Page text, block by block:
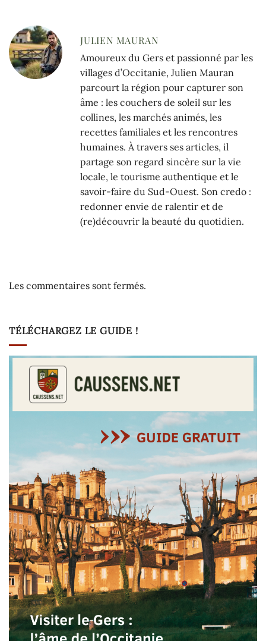
JULIEN MAURAN
Amoureux du Gers et passionné par les
villages d’Occitanie, Julien Mauran
parcourt la région pour capturer son
âme : les couchers de soleil sur les
collines, les marchés animés, les
recettes familiales et les rencontres
humaines. À travers ses articles, il
partage son regard sincère sur la vie
locale, le tourisme authentique et le
savoir-faire du Sud-Ouest. Son credo :
redonner envie de ralentir et de
(re)découvrir la beauté du quotidien.
Les commentaires sont fermés.
TÉLÉCHARGEZ LE GUIDE !